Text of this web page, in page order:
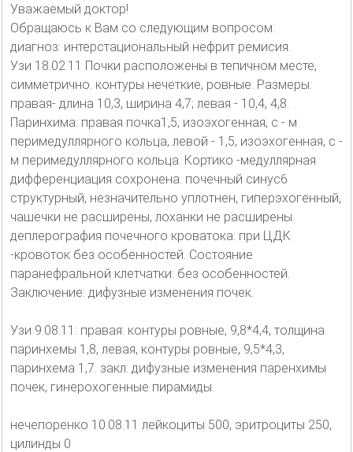
Уважаемый доктор!
Обращаюсь к Вам со следующим вопросом:
диагноз: интерстациональный нефрит ремисия.
Узи 18.02.11 Почки расположены в тепичном месте,
симметрично. контуры нечеткие, ровные. Размеры:
правая- длина 10,3, ширина 4,7; левая - 10,4, 4,8.
Паринхима: правая почка1,5, изоэхогенная, с - м
перимедуллярного кольца, левой - 1,5, изоэхогенная, с -
м перимедуллярного кольца. Кортико -медуллярная
дифференциация сохронена. почечный синус6
структурный, незначительно уплотнен, гиперэхогенный,
чашечки не расширены, лоханки не расширены.
деплерография почечного кроватока: при ЦДК
-кровоток без особенностей. Состояние
паранефральной клетчатки: без особенностей.
Заключение: дифузные изменения почек.
Узи 9.08.11: правая: контуры ровные, 9,8*4,4, толщина
паринхемы 1,8, левая, контуры ровные, 9,5*4,3,
паринхема 1,7. закл: дифузные изменения паренхимы
почек, гинерохогенные пирамиды.
нечепоренко 10.08.11 лейкоциты 500, эритроциты 250,
цилинды 0